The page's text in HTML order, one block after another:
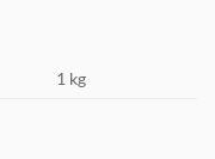
1 kg